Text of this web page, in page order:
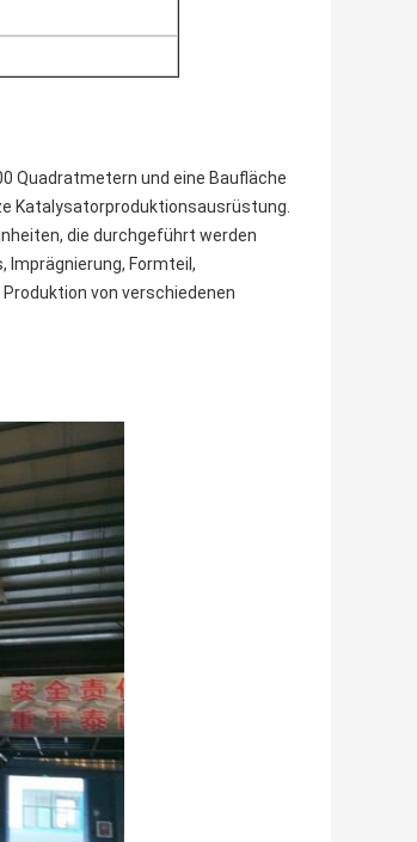
Quadratmetern und eine Baufläche
Katalysatorproduktionsausrüstung.
die durchgeführt werden
Imprägnierung, Formteil,
von verschiedenen